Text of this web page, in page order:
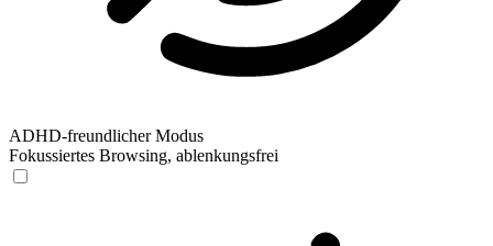
ADHD-freundlicher Modus
Fokussiertes Browsing, ablenkungsfrei